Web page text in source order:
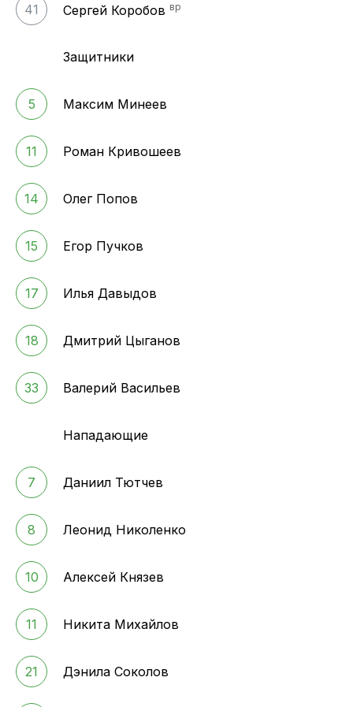
41 Сергей Коробов вр
Защитники
5 Максим Минеев
11 Роман Кривошеев
14 Олег Попов
15 Егор Пучков
17 Илья Давыдов
18 Дмитрий Цыганов
33 Валерий Васильев
Нападающие
7 Даниил Тютчев
8 Леонид Николенко
10 Алексей Князев
11 Никита Михайлов
21 Дэнила Соколов